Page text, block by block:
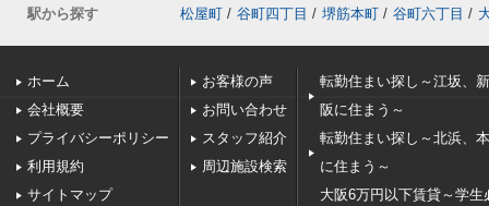
駅から探す
松屋町 / 谷町四丁目 / 堺筋本町 / 谷町六丁目 /
ホーム
会社概要
プライバシーポリシー
利用規約
サイトマップ
お客様の声
お問い合わせ
スタッフ紹介
周辺施設検索
転勤住まい探し～江坂、
阪に住まう～
転勤住まい探し～北浜、
に住まう～
大阪6万円以下賃貸～学生